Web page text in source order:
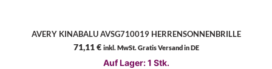
AVERY KINABALU AVSG710019 HERRENSONNENBRILLE
71,11€ inkl. MwSt. Gratis Versand in DE
Auf Lager: 1 Stk.